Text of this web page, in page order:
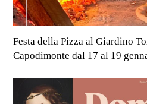
Festa della Pizza al Giardino
Capodimonte dal 17 al 19